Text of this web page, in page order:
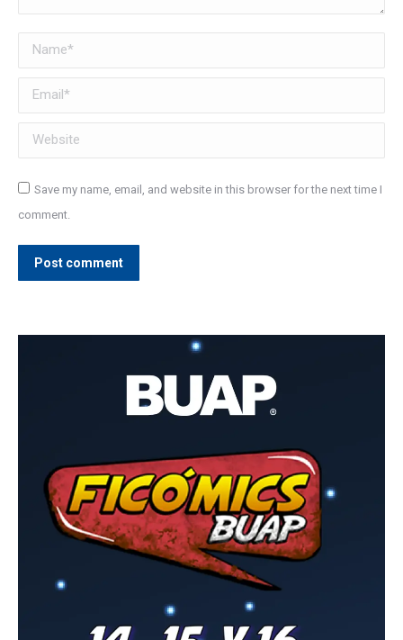
Name *
Email *
Website
Save my name, email, and website in this browser for the next time I
comment.
Post comment